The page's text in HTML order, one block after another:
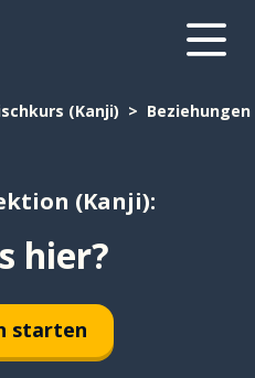
(Kanji) Beziehungen
(Kanji):
hier?
starten